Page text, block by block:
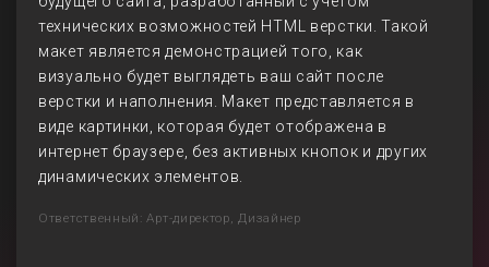
технических возможностей HTML верстки. Такой
макет является демонстрацией того, как
визуально будет выглядеть ваш сайт после
верстки и наполнения. Макет представляется в
виде картинки, которая будет отображена в
интернет браузере, без активных кнопок и других
динамических элементов.
Ответственный: Арт-директор, Дизайнер